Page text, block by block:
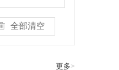
全部清空
更多>